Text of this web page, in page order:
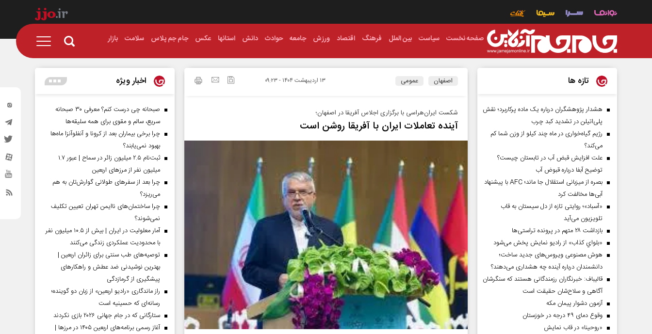
صفحه نخست سیاست بین الملل فرهنگ اقتصاد ورزش جامعه حوادث دانش استانها عکس جام جم پلاس سلامت بازار
اصفهان عمومی ۱۳ ارديبهشت ۱۴۰۴ - ۰۹:۲۳
شکست ایران‌هراسی با برگزاری اجلاس آفریقا در اصفهان؛
آینده تعاملات ایران با آفریقا روشن است
تازه ها
هشدار پژوهشگران درباره یک ماده پرکاربرد؛ نقش
پلی‌اتیلن در تشدید کبد چرب
رژیم گیاه‌خواری در ماه چند کیلو از وزن شما کم
می‌کند؟
علت افزایش قبض آب در تابستان چیست؟
توضیح آبفا درباره قبوض آب
بصره از میزبانی استقلال جا ماند؛ AFC با پیشنهاد
آبی‌ها مخالفت کرد
«آسباد»؛ روایتی تازه از دل سیستان به قاب
تلویزیون می‌آید
بازداشت ۲۸ متهم در پرونده تراستی‌ها
«بلواي کذاب» از رادیو نمایش پخش می‌شود
هوش مصنوعی ویروس‌های جدید ساخت؛
دانشمندان درباره آینده چه هشداری می‌دهند؟
قالیباف: خبرنگاران رزمندگانی هستند که سنگرشان
آگاهی و سلاح‌شان حقیقت است
آزمون دشوار پیمان مکه
وقوع دمای ۴۹ درجه در خوزستان
«روحینا» در قاب نمایش
اخبار ویژه
صبحانه چی درست کنم؟ معرفی ۳۰ صبحانه
سریع، سالم و مقوی برای همه سلیقه‌ها
چرا برخی بیماران بعد از کرونا و آنفلوآنزا ماه‌ها
بهبود نمی‌یابند؟
ثبت‌نام ۲.۵ میلیون زائر در سماح | عبور ۱.۷
میلیون نفر از مرز‌های اربعین
چرا بعد از سفرهای طولانی گوارش‌تان به هم
می‌ریزد؟
چرا ساختمان‌های ناایمن تهران تعیین تکلیف
نمی‌شوند؟
آمار معلولیت در ایران | بیش از ۱۰.۵ میلیون نفر
با محدودیت عملکردی زندگی می‌کنند
توصیه‌های طب سنتی برای زائران اربعین |
بهترین نوشیدنی ضد عطش و راهکارهای
پیشگیری از گرمازدگی
راز ماندگاری «رادیو اربعین» از زبان دو گوینده؛
رسانه‌ای که حسینیه است
ستارگانی که در جام جهانی ۲۰۲۶ بازی نکردند
آغاز رسمی برنامه‌های اربعین ۱۴۰۵ در مرز‌ها |